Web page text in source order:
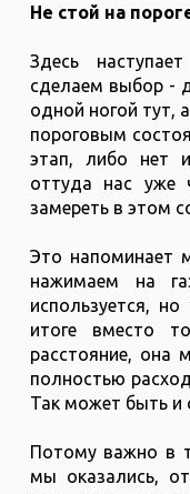
Не стой на
Здесь
сделаем выбор -
одной ногой тут,
пороговым
этап, либо нет
оттуда нас уже
замереть в этом
Это напоминает
нажимаем на
используется,
итоге вместо
расстояние, она
полностью
Так может быть и
Потому важно в
мы оказались,